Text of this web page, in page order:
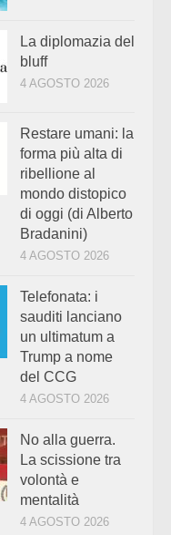
La diplomazia del
bluff
4 AGOSTO 2026
Restare umani: la
forma più alta di
ribellione al
mondo distopico
di oggi (di Alberto
Bradanini)
4 AGOSTO 2026
Telefonata: i
sauditi lanciano
un ultimatum a
Trump a nome
del CCG
4 AGOSTO 2026
No alla guerra.
La scissione tra
volontà e
mentalità
4 AGOSTO 2026